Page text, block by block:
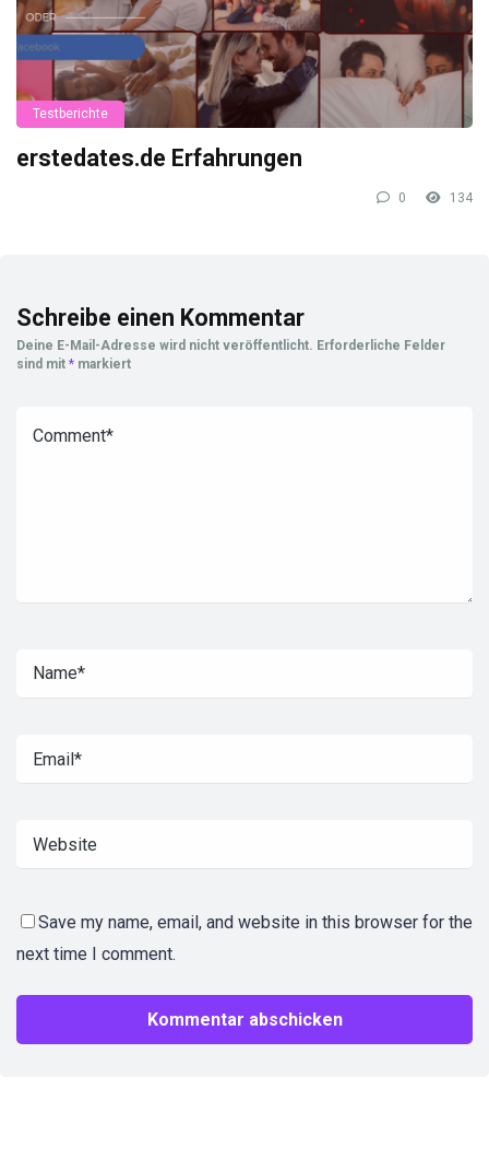
Testberichte
erstedates.de Erfahrungen
0 134
Schreibe einen Kommentar
Deine E-Mail-Adresse wird nicht veröffentlicht. Erforderliche Felder
sind mit * markiert
Save my name, email, and website in this browser for the
next time I comment.